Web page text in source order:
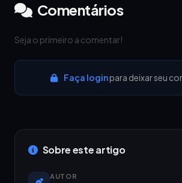
Comentários
Seja o primeiro a comentar!
Faça loginpara deixar seu
Sobre este artigo
AUTOR